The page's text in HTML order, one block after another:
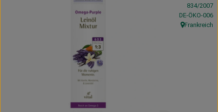
Haus, Garten & Co.
834/2007
,DE-ÖKO-006
, Herkunft:
Frankreich